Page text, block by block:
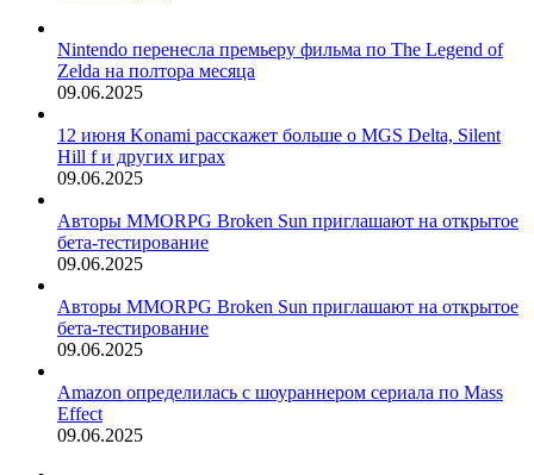
Nintendo перенесла премьеру фильма по The Legend of
Zelda на полтора месяца
09.06.2025
12 июня Konami расскажет больше о MGS Delta, Silent
Hill f и других играх
09.06.2025
Авторы MMORPG Broken Sun приглашают на открытое
бета-тестирование
09.06.2025
Авторы MMORPG Broken Sun приглашают на открытое
бета-тестирование
09.06.2025
Amazon определилась с шоураннером сериала по Mass
Effect
09.06.2025